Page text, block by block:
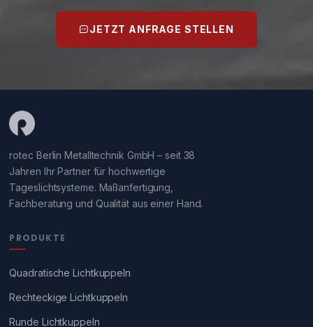
JETZT ANFRAGE STELLEN
rotec Berlin Metalltechnik GmbH – seit 38
Jahren Ihr Partner für hochwertige
Tageslichtsysteme. Maßanfertigung,
Fachberatung und Qualität aus einer Hand.
PRODUKTE
Quadratische Lichtkuppeln
Rechteckige Lichtkuppeln
Runde Lichtkuppeln